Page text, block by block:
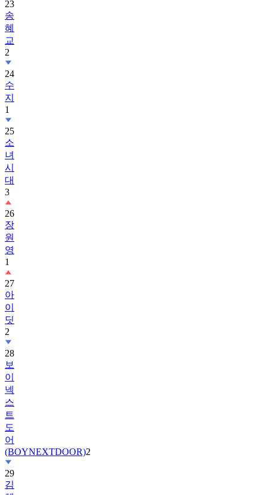
혜
교
2
24
수
지
1
25
소
녀
시
대
3
26
장
원
영
1
27
아
이
딧
2
28
보
이
넥
스
트
도
어
(BOYNEXTDOOR)
29
김
혜
윤